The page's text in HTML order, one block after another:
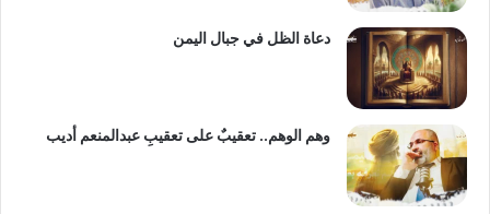
دعاة الظل في جبال اليمن
وهم الوهم.. تعقيبٌ على تعقيبِ عبدالمنعم أديب